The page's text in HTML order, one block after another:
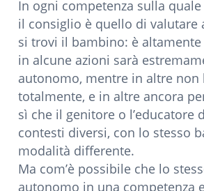
In ogni competenza sulla
il consiglio è quello di valutare
si trovi il bambino: è
in alcune azioni sarà
autonomo, mentre in altre non
totalmente, e in altre ancora
sì che il genitore o l’educatore
contesti diversi, con lo stesso
modalità differente.
Ma com’è possibile che lo
autonomo in una competenza